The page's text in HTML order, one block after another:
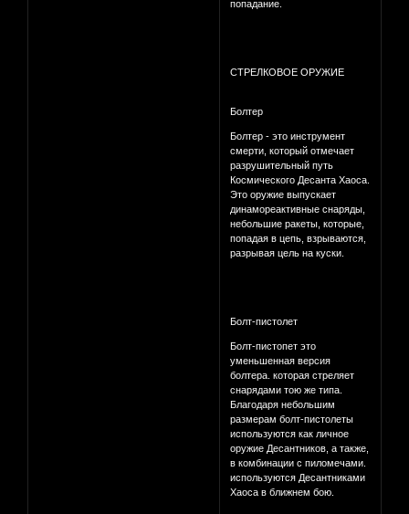
попадание.
СТРЕЛКОВОЕ ОРУЖИЕ
Болтер
Болтер - это инструмент
смерти, который отмечает
разрушительный путь
Космического Десанта Хаоса.
Это оружие выпускает
динамореактивные снаряды,
небольшие ракеты, которые,
попадая в цепь, взрываются,
разрывая цель на куски.
Болт-пистолет
Болт-пистопет это
уменьшенная версия
болтера. которая стреляет
снарядами тою же типа.
Благодаря небольшим
размерам болт-пистолеты
используются как личное
оружие Десантников, а также,
в комбинации с пиломечами.
используются Десантниками
Хаоса в ближнем бою.